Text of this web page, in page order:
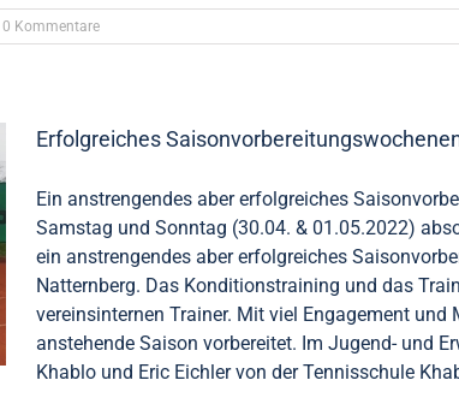
0 Kommentare
Erfolgreiches
Ein anstrengendes aber erfolgreiches
Samstag und Sonntag (30.04. & 01.05.2022)
ein anstrengendes aber erfolgreiches
Natternberg. Das Konditionstraining und das
vereinsinternen Trainer. Mit viel Engagement
anstehende Saison vorbereitet. Im Jugend- und
Khablo und Eric Eichler von der Tennisschule